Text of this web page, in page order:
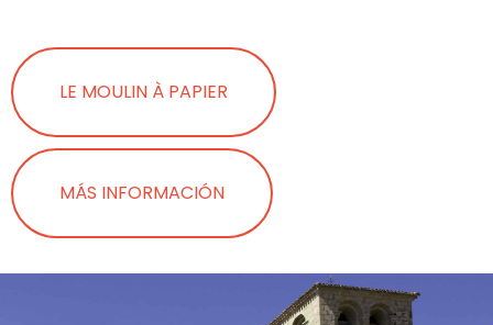
LE MOULIN À PAPIER
MÁS INFORMACIÓN